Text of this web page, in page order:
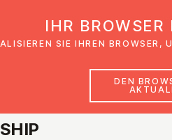
Glaubensimpulse
IHR BROWSER
SIE IHREN BROWSER,
DEN